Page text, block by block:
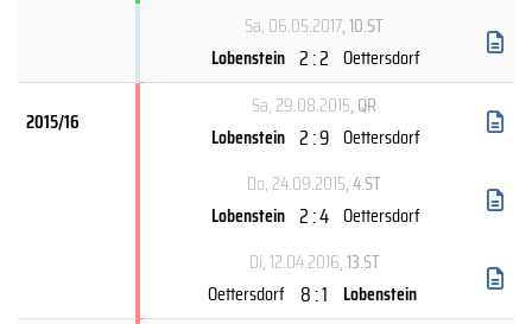
Sa, 06.05.2017, 10.ST
Lobenstein 2 : 2 Oettersdorf
2015/16
Sa, 29.08.2015, QR
Lobenstein 2 : 9 Oettersdorf
Do, 24.09.2015, 4.ST
Lobenstein 2 : 4 Oettersdorf
Di, 12.04.2016, 13.ST
Oettersdorf 8 : 1 Lobenstein